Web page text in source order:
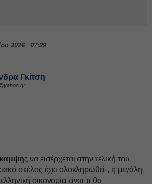
2026 - 07:29
Γκίτση
να εισέρχεται στην τελική του
σκέλος έχει ολοκληρωθεί-, η μεγάλη
οικονομία είναι τι θα